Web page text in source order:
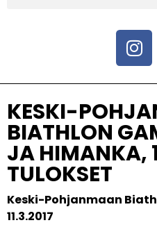
KESKI-
BIATHLON
JA HIMANKA,
TULOKSET
Keski-Pohjanmaan
11.3.2017